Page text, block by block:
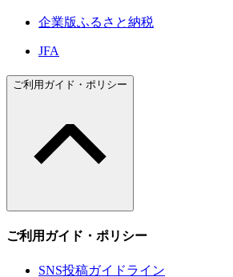
企業版ふるさと納税
JFA
ご利用ガイド・ポリシー
ご利用ガイド・ポリシー
SNS投稿ガイドライン